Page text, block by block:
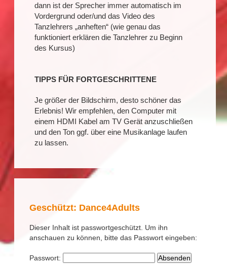
dann ist der Sprecher immer automatisch im
Vordergrund oder/und das Video des
Tanzlehrers „anheften“ (wie genau das
funktioniert erklären die Tanzlehrer zu Beginn
des Kursus)
TIPPS FÜR FORTGESCHRITTENE
Je größer der Bildschirm, desto schöner das
Erlebnis! Wir empfehlen, den Computer mit
einem HDMI Kabel am TV Gerät anzuschließen
und den Ton ggf. über eine Musikanlage laufen
zu lassen.
Geschützt: Dance4Adults
Dieser Inhalt ist passwortgeschützt. Um ihn
anschauen zu können, bitte das Passwort eingeben:
Passwort: